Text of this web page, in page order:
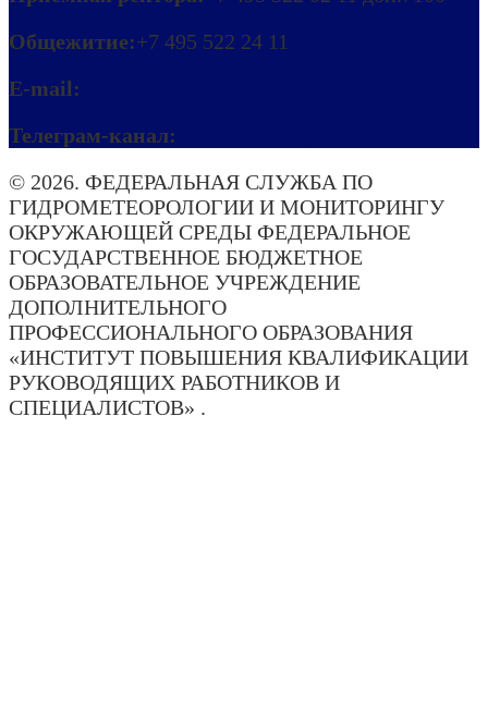
Общежитие:+7 495 522 24 11
E-mail:
Телеграм-канал:
© 2026. ФЕДЕРАЛЬНАЯ СЛУЖБА ПО
ГИДРОМЕТЕОРОЛОГИИ И МОНИТОРИНГУ
ОКРУЖАЮЩЕЙ СРЕДЫ ФЕДЕРАЛЬНОЕ
ГОСУДАРСТВЕННОЕ БЮДЖЕТНОЕ
ОБРАЗОВАТЕЛЬНОЕ УЧРЕЖДЕНИЕ
ДОПОЛНИТЕЛЬНОГО
ПРОФЕССИОНАЛЬНОГО ОБРАЗОВАНИЯ
«ИНСТИТУТ ПОВЫШЕНИЯ КВАЛИФИКАЦИИ
РУКОВОДЯЩИХ РАБОТНИКОВ И
СПЕЦИАЛИСТОВ» .